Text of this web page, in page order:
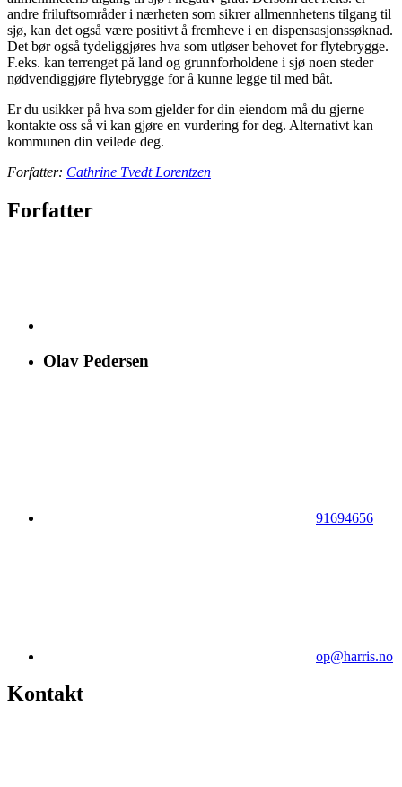
andre friluftsområder i nærheten som sikrer allmennhetens tilgang til
sjø, kan det også være positivt å fremheve i en dispensasjonssøknad.
Det bør også tydeliggjøres hva som utløser behovet for flytebrygge.
F.eks. kan terrenget på land og grunnforholdene i sjø noen steder
nødvendiggjøre flytebrygge for å kunne legge til med båt.
Er du usikker på hva som gjelder for din eiendom må du gjerne
kontakte oss så vi kan gjøre en vurdering for deg. Alternativt kan
kommunen din veilede deg.
Forfatter: Cathrine Tvedt Lorentzen
Forfatter
Olav Pedersen
91694656
op@harris.no
Kontakt